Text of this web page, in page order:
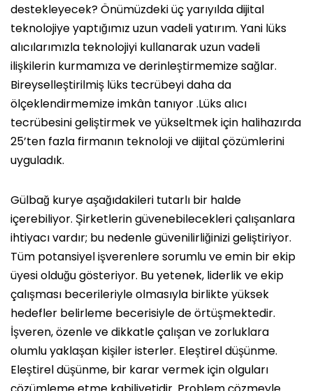
destekleyecek? Önümüzdeki üç yarıyılda dijital
teknolojiye yaptığımız uzun vadeli yatırım. Yani lüks
alıcılarımızla teknolojiyi kullanarak uzun vadeli
ilişkilerin kurmamıza ve derinleştirmemize sağlar.
Bireyselleştirilmiş lüks tecrübeyi daha da
ölçeklendirmemize imkân tanıyor .Lüks alıcı
tecrübesini geliştirmek ve yükseltmek için halihazırda
25’ten fazla firmanın teknoloji ve dijital çözümlerini
uyguladık.
Gülbağ kurye aşağıdakileri tutarlı bir halde
içerebiliyor. Şirketlerin güvenebilecekleri çalışanlara
ihtiyacı vardır; bu nedenle güvenilirliğinizi geliştiriyor.
Tüm potansiyel işverenlere sorumlu ve emin bir ekip
üyesi olduğu gösteriyor. Bu yetenek, liderlik ve ekip
çalışması becerileriyle olmasıyla birlikte yüksek
hedefler belirleme becerisiyle de örtüşmektedir.
İşveren, özenle ve dikkatle çalışan ve zorluklara
olumlu yaklaşan kişiler isterler. Eleştirel düşünme.
Eleştirel düşünme, bir karar vermek için olguları